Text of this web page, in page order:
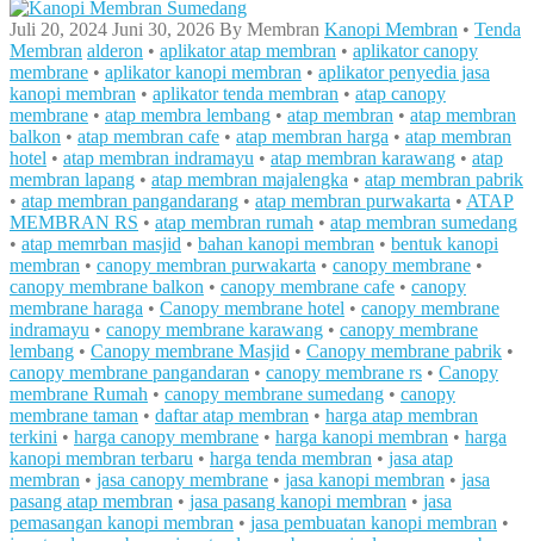
Juli 20, 2024 Juni 30, 2026 By Membran Kanopi Membran • Tenda
Membran alderon • aplikator atap membran • aplikator canopy
membrane • aplikator kanopi membran • aplikator penyedia jasa
kanopi membran • aplikator tenda membran • atap canopy
membrane • atap membra lembang • atap membran • atap membran
balkon • atap membran cafe • atap membran harga • atap membran
hotel • atap membran indramayu • atap membran karawang • atap
membran lapang • atap membran majalengka • atap membran pabrik
• atap membran pangandarang • atap membran purwakarta • ATAP
MEMBRAN RS • atap membran rumah • atap membran sumedang
• atap memrban masjid • bahan kanopi membran • bentuk kanopi
membran • canopy membran purwakarta • canopy membrane •
canopy membrane balkon • canopy membrane cafe • canopy
membrane haraga • Canopy membrane hotel • canopy membrane
indramayu • canopy membrane karawang • canopy membrane
lembang • Canopy membrane Masjid • Canopy membrane pabrik •
canopy membrane pangandaran • canopy membrane rs • Canopy
membrane Rumah • canopy membrane sumedang • canopy
membrane taman • daftar atap membran • harga atap membran
terkini • harga canopy membrane • harga kanopi membran • harga
kanopi membran terbaru • harga tenda membran • jasa atap
membran • jasa canopy membrane • jasa kanopi membran • jasa
pasang atap membran • jasa pasang kanopi membran • jasa
pemasangan kanopi membran • jasa pembuatan kanopi membran •